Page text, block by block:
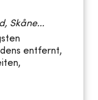
Skåne...
entfernt,